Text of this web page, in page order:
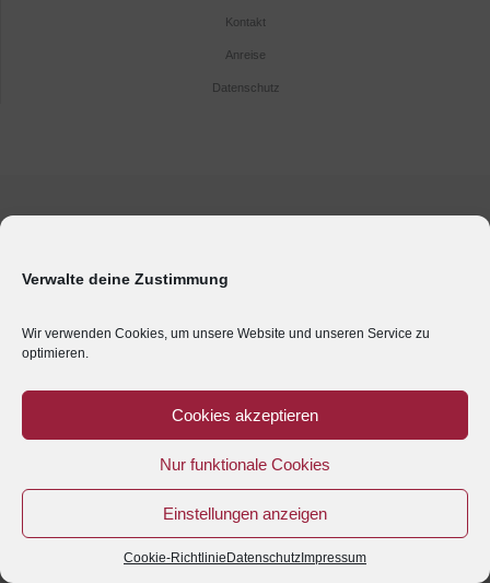
Verwalte deine Zustimmung
Wir verwenden Cookies, um unsere Website und unseren Service zu
optimieren.
Cookies akzeptieren
Nur funktionale Cookies
Einstellungen anzeigen
Cookie-Richtlinie Datenschutz Impressum
Kontakt
Anreise
Datenschutz